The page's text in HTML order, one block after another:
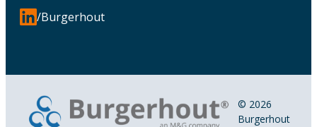
/Burgerhout
© 2026
Burgerhout